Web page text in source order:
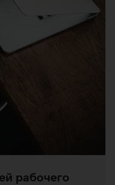
рабочего